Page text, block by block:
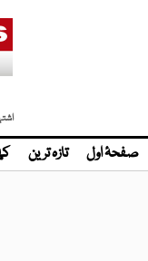
صفحۂ اول تازہ ترین